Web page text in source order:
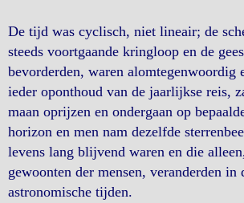
De tijd was cyclisch, niet lineair; de
steeds voortgaande kringloop en de
bevorderden, waren alomtegenwoordig
ieder oponthoud van de jaarlijkse reis,
maan oprijzen en ondergaan op
horizon en men nam dezelfde
levens lang blijvend waren en die
gewoonten der mensen, veranderden in
astronomische tijden.